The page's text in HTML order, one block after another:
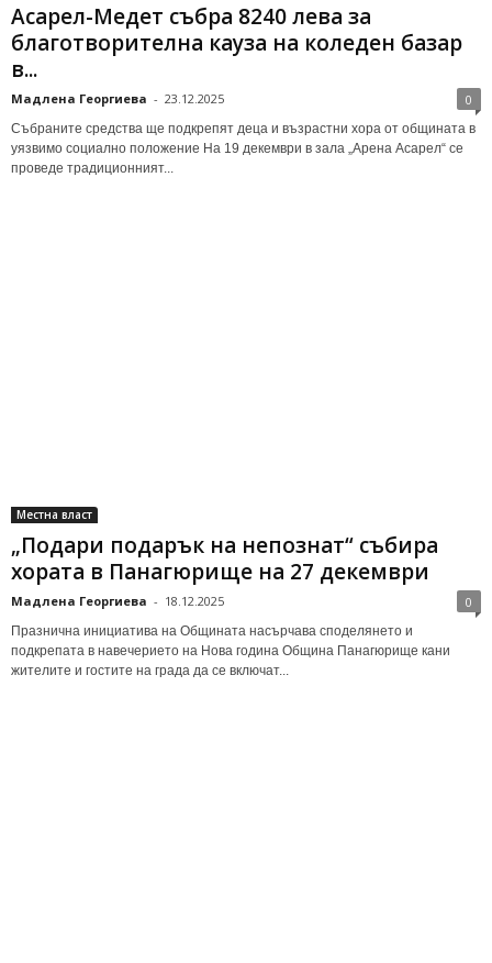
Асарел-Медет събра 8240 лева за
благотворителна кауза на коледен базар
в...
Мадлена Георгиева - 23.12.2025 0
Събраните средства ще подкрепят деца и възрастни хора от общината в
уязвимо социално положение На 19 декември в зала „Арена Асарел“ се
проведе традиционният...
Местна власт
„Подари подарък на непознат“ събира
хората в Панагюрище на 27 декември
Мадлена Георгиева - 18.12.2025 0
Празнична инициатива на Общината насърчава споделянето и
подкрепата в навечерието на Нова година Община Панагюрище кани
жителите и гостите на града да се включат...